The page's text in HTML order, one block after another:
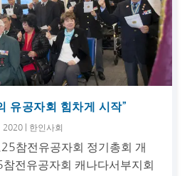
유공자회 힘차게 시작”
2020 한인사회
참전유공자회 정기총회 개
전유공자회 캐나다서부지회